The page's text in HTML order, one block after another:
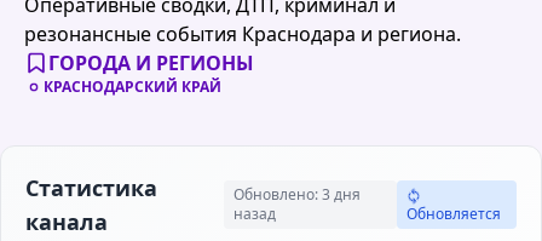
резонансные события Краснодара и региона.
ГОРОДА И РЕГИОНЫ
КРАСНОДАРСКИЙ КРАЙ
Статистика
канала
Обновлено: 3 дня
назад
Обновляется